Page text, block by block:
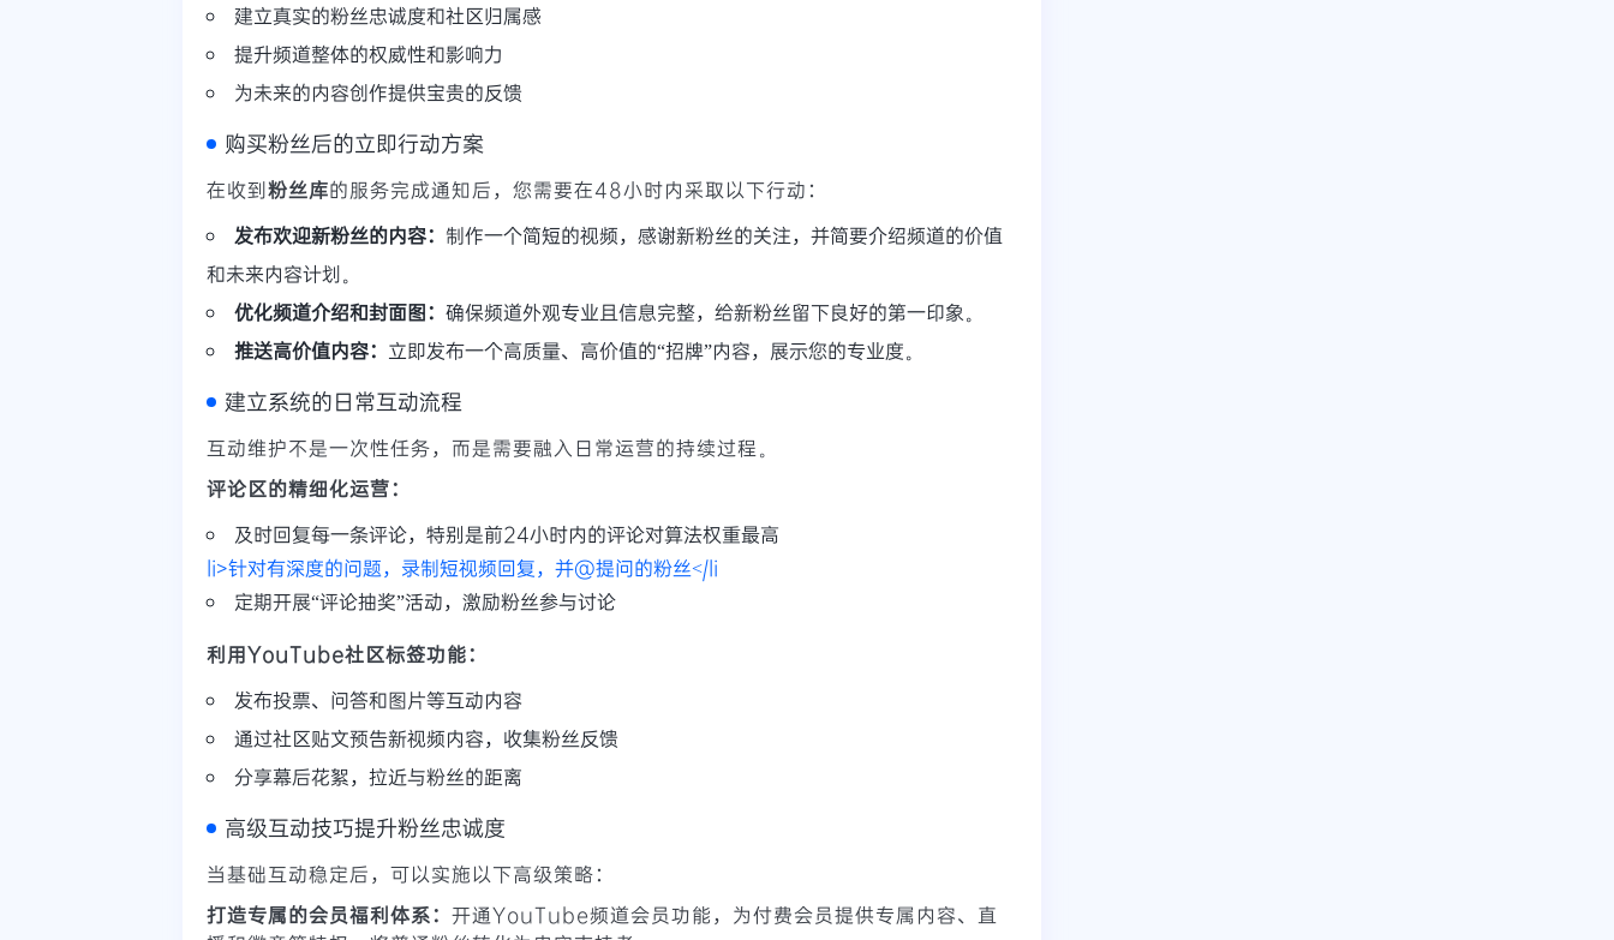
建立真实的粉丝忠诚度和社区归属感
提升频道整体的权威性和影响力
为未来的内容创作提供宝贵的反馈
购买粉丝后的立即行动方案
在收到粉丝库的服务完成通知后，您需要在48小时内采取以下行动：
发布欢迎新粉丝的内容： 制作一个简短的视频，感谢新粉丝的关注，并简要介绍频道的价值
和未来内容计划。
优化频道介绍和封面图： 确保频道外观专业且信息完整，给新粉丝留下良好的第一印象。
推送高价值内容： 立即发布一个高质量、高价值的“招牌”内容，展示您的专业度。
建立系统的日常互动流程
互动维护不是一次性任务，而是需要融入日常运营的持续过程。
评论区的精细化运营：
及时回复每一条评论，特别是前24小时内的评论对算法权重最高
li>针对有深度的问题，录制短视频回复，并@提问的粉丝</li
定期开展“评论抽奖”活动，激励粉丝参与讨论
利用YouTube社区标签功能：
发布投票、问答和图片等互动内容
通过社区贴文预告新视频内容，收集粉丝反馈
分享幕后花絮，拉近与粉丝的距离
高级互动技巧提升粉丝忠诚度
当基础互动稳定后，可以实施以下高级策略：
打造专属的会员福利体系： 开通YouTube频道会员功能，为付费会员提供专属内容、直